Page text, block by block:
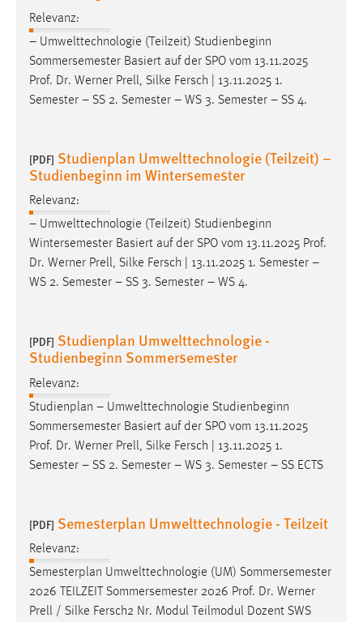
Relevanz:
– Umwelttechnologie (Teilzeit) Studienbeginn
Sommersemester Basiert auf der SPO vom 13.11.2025
Prof. Dr. Werner Prell, Silke Fersch | 13.11.2025 1.
Semester – SS 2. Semester – WS 3. Semester – SS 4.
[PDF] Studienplan Umwelttechnologie (Teilzeit) –
Studienbeginn im Wintersemester
Relevanz:
– Umwelttechnologie (Teilzeit) Studienbeginn
Wintersemester Basiert auf der SPO vom 13.11.2025 Prof.
Dr. Werner Prell, Silke Fersch | 13.11.2025 1. Semester –
WS 2. Semester – SS 3. Semester – WS 4.
[PDF] Studienplan Umwelttechnologie -
Studienbeginn Sommersemester
Relevanz:
Studienplan – Umwelttechnologie Studienbeginn
Sommersemester Basiert auf der SPO vom 13.11.2025
Prof. Dr. Werner Prell, Silke Fersch | 13.11.2025 1.
Semester – SS 2. Semester – WS 3. Semester – SS ECTS
[PDF] Semesterplan Umwelttechnologie - Teilzeit
Relevanz:
Semesterplan Umwelttechnologie (UM) Sommersemester
2026 TEILZEIT Sommersemester 2026 Prof. Dr. Werner
Prell / Silke Fersch2 Nr. Modul Teilmodul Dozent SWS